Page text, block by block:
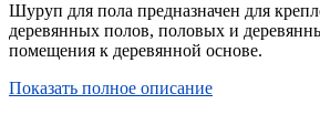
Шуруп для пола предназначен для
деревянных полов, половых и
помещения к деревянной основе.
Показать полное описание